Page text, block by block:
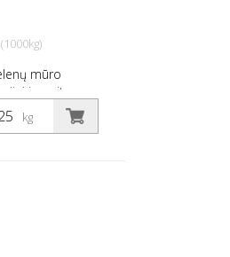
mūro
ir greitam
sausas
trumpas
kg